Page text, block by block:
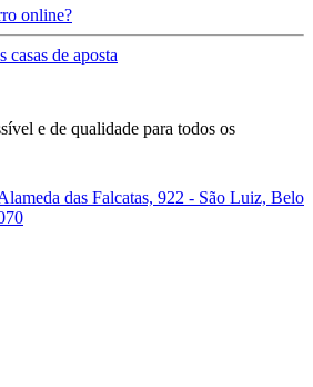
online?
casas de aposta
e de qualidade para todos os
das Falcatas, 922 - São Luiz, Belo